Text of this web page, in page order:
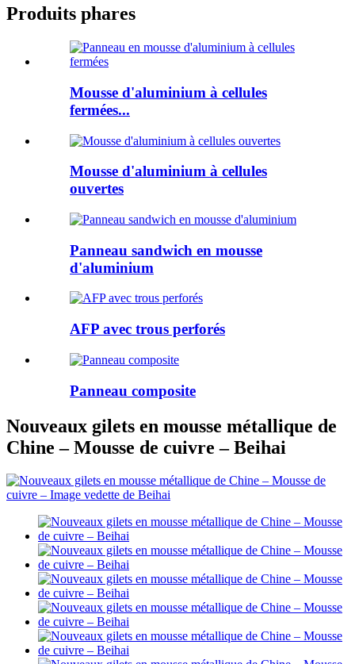
Produits phares
Mousse d'aluminium à cellules
fermées...
Mousse d'aluminium à cellules
ouvertes
Panneau sandwich en mousse
d'aluminium
AFP avec trous perforés
Panneau composite
Nouveaux gilets en mousse métallique de
Chine – Mousse de cuivre – Beihai